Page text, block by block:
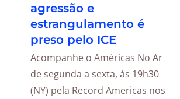
agressão e
estrangulamento é
preso pelo ICE
Acompanhe o Américas No Ar
de segunda a sexta, às 19h30
(NY) pela Record Americas nos